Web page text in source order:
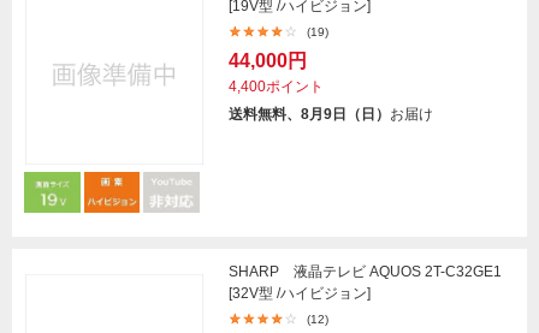
[19V型 /ハイビジョン]
(19)
44,000円
4,400ポイント
送料無料、8月9日（日） お届け
SHARP 液晶テレビ AQUOS 2T-C32GE1
[32V型 /ハイビジョン]
(12)